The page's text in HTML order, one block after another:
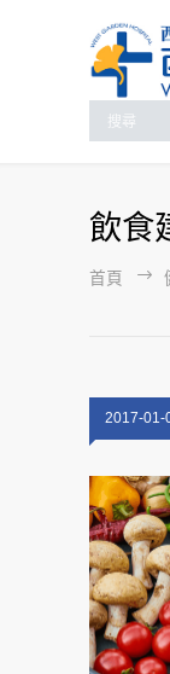
飲食
首頁
2017-01-